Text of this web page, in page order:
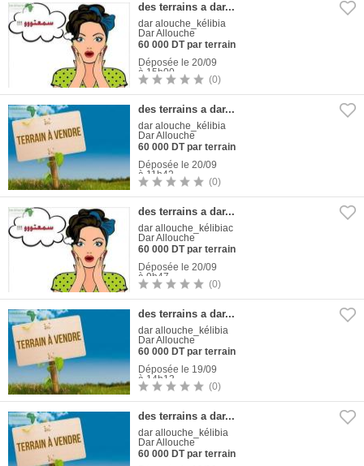
des terrains a dar...
Déposée le 20/09
à 15h00
dar alouche_kélibia
Dar Allouche
60 000 DT par terrain
(0)
des terrains a dar...
Déposée le 20/09
à 11h42
dar alouche_kélibia
Dar Allouche
60 000 DT par terrain
(0)
des terrains a dar...
Déposée le 20/09
à 9h47
dar allouche_kélibiac
Dar Allouche
60 000 DT par terrain
(0)
des terrains a dar...
Déposée le 19/09
à 14h13
dar allouche_kélibia
Dar Allouche
60 000 DT par terrain
(0)
des terrains a dar...
dar allouche_kélibia
Dar Allouche
60 000 DT par terrain